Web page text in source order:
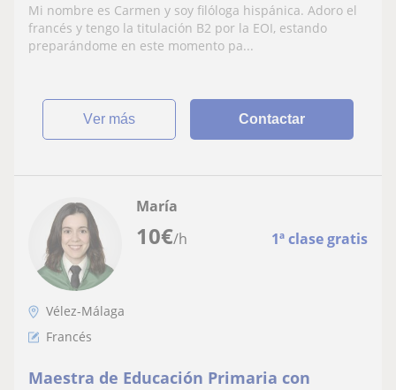
Mi nombre es Carmen y soy filóloga hispánica. Adoro el
francés y tengo la titulación B2 por la EOI, estando
preparándome en este momento pa...
ver más Contactar
10€/h 1ª clase gratis
María
Vélez-Málaga
Francés
Maestra de Educación Primaria con